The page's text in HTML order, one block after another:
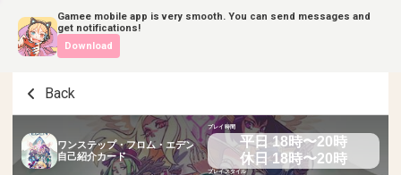
Gamee mobile app is very smooth. You can send messages and
get notifications!
Download
Back
ワンステップ・フロム・エデン
自己紹介カード
プレイ時間
平日 18時〜20時
休日 18時〜20時
プレイスタイル